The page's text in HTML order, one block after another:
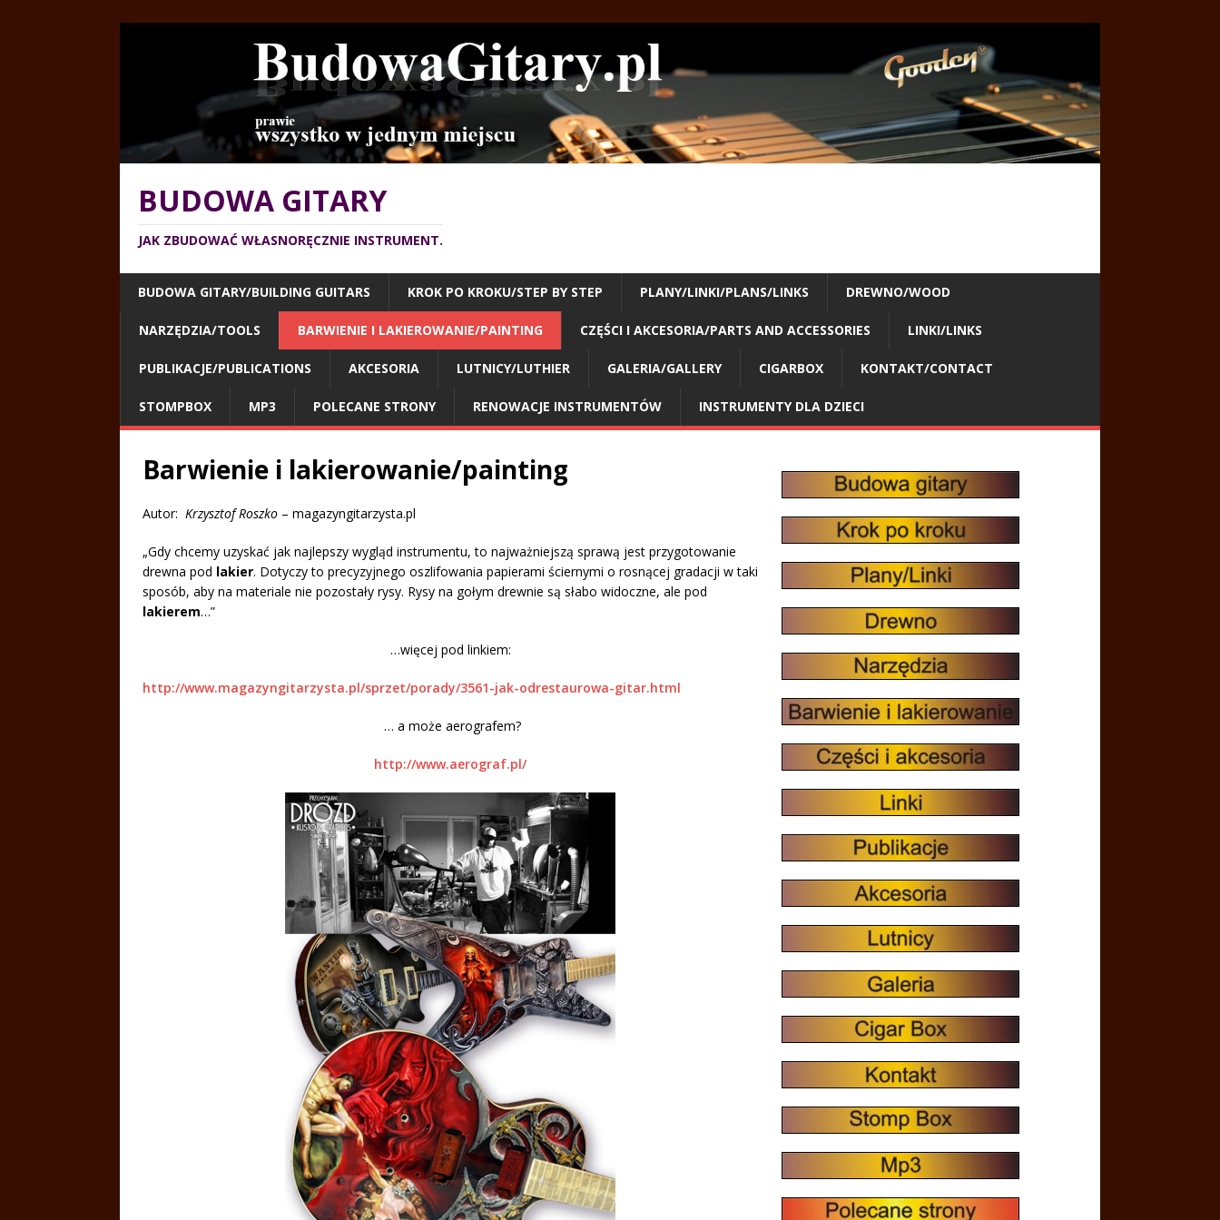
BUDOWA GITARY
JAK ZBUDOWAĆ WŁASNORĘCZNIE INSTRUMENT.
BUDOWA GITARY/BUILDING GUITARS KROK PO KROKU/STEP BY STEP PLANY/LINKI/PLANS/LINKS DREWNO/WOOD
NARZĘDZIA/TOOLS BARWIENIE I LAKIEROWANIE/PAINTING CZĘŚCI I AKCESORIA/PARTS AND ACCESSORIES LINKI/LINKS
PUBLIKACJE/PUBLICATIONS AKCESORIA LUTNICY/LUTHIER GALERIA/GALLERY CIGARBOX KONTAKT/CONTACT
STOMPBOX MP3 POLECANE STRONY RENOWACJE INSTRUMENTÓW INSTRUMENTY DLA DZIECI
Barwienie i lakierowanie/painting
Autor: Krzysztof Roszko – magazyngitarzysta.pl
„Gdy chcemy uzyskać jak najlepszy wygląd instrumentu, to najważniejszą sprawą jest przygotowanie
drewna pod lakier. Dotyczy to precyzyjnego oszlifowania papierami ściernymi o rosnącej gradacji w taki
sposób, aby na materiale nie pozostały rysy. Rysy na gołym drewnie są słabo widoczne, ale pod
lakierem…”
…więcej pod linkiem:
http://www.magazyngitarzysta.pl/sprzet/porady/3561-jak-odrestaurowa-gitar.html
… a może aerografem?
http://www.aerograf.pl/